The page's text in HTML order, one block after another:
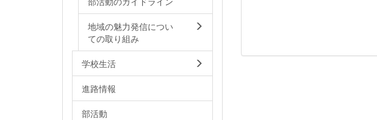
地域の魅力発信につい
ての取り組み
学校生活
進路情報
部活動